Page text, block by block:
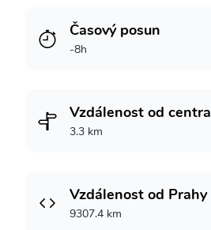
Časový posun
-8h
Vzdálenost od centra
3.3 km
Vzdálenost od Prahy
9307.4 km